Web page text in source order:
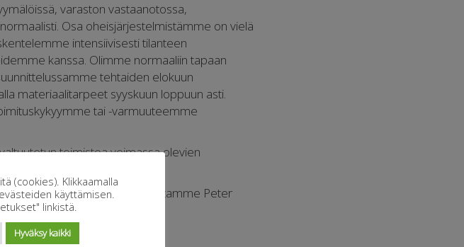
varaston vastaanotossa,
Osa oheisjärjestelmistämme on vielä
intensiivisesti tilanteen
kanssa. Olimme normaaliin tapaan
tehtaiden elokuun
materiaalitarpeet syyskuun loppuun asti.
tai -varmuuteemme
toimistoa voimassa olevien
materiaali- ja IT-johtajaltamme Peter
(cookies). Klikkaamalla
käyttämisen.
linkistä.
Hyväksy kaikki